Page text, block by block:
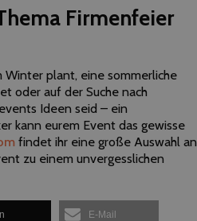
Firmenfeier
Winter plant, eine sommerliche
oder auf der Suche nach
Ideen seid – ein
kann eurem Event das gewisse
findet ihr eine große Auswahl an
zu einem unvergesslichen
E-Mail